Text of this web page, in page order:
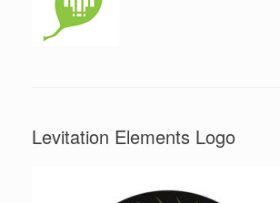
Levitation Elements Logo